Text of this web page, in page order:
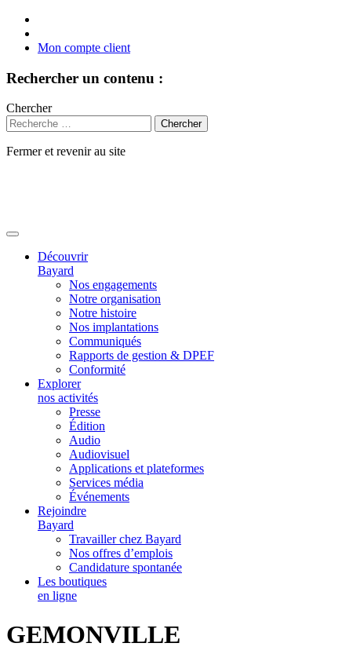
Mon compte client
Rechercher un contenu :
Chercher
Fermer et revenir au site
Découvrir
Bayard
Nos engagements
Notre organisation
Notre histoire
Nos implantations
Communiqués
Rapports de gestion & DPEF
Conformité
Explorer
nos activités
Presse
Édition
Audio
Audiovisuel
Applications et plateformes
Services média
Événements
Rejoindre
Bayard
Travailler chez Bayard
Nos offres d’emplois
Candidature spontanée
Les boutiques
en ligne
GEMONVILLE